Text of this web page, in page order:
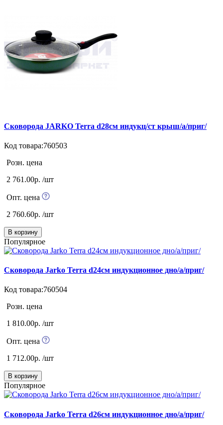
Сковорода JARKO Terra d28см индукц/ст крыш/а/приг/
Код товара:760503
Розн. цена
2 761.00р. /шт
Опт. цена
2 760.60р. /шт
В корзину
Популярное
Сковорода Jarko Terra d24см индукционное дно/а/приг/
Код товара:760504
Розн. цена
1 810.00р. /шт
Опт. цена
1 712.00р. /шт
В корзину
Популярное
Сковорода Jarko Terra d26см индукционное дно/а/приг/